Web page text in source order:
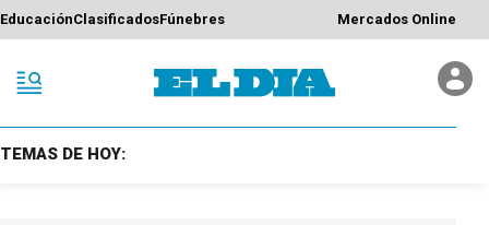
EducaciónClasificadosFúnebres Mercados Online
TEMAS DE HOY: